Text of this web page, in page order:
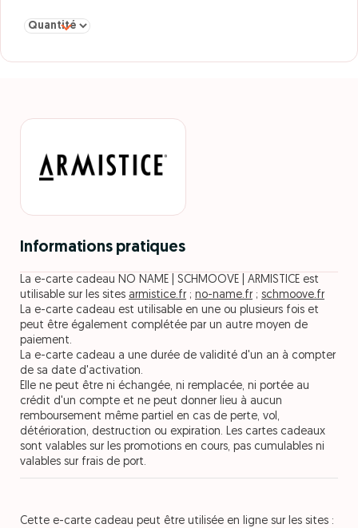
Sélectionner la quantité pour E-carte cadeau 150€
Informations pratiques
La e-carte cadeau NO NAME | SCHMOOVE | ARMISTICE est
utilisable sur les sites armistice.fr; no-name.fr; schmoove.fr
La e-carte cadeau est utilisable en une ou plusieurs fois et
peut être également complétée par un autre moyen de
paiement.
La e-carte cadeau a une durée de validité d'un an à compter
de sa date d'activation.
Elle ne peut être ni échangée, ni remplacée, ni portée au
crédit d'un compte et ne peut donner lieu à aucun
remboursement même partiel en cas de perte, vol,
détérioration, destruction ou expiration. Les cartes cadeaux
sont valables sur les promotions en cours, pas cumulables ni
valables sur frais de port.
Cette e-carte cadeau peut être utilisée en ligne sur les sites :